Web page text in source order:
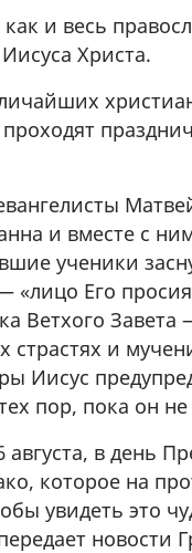
и весь
Христа.
и вместе с
ученики
«лицо Его
Ветхого
страстях и
Иисус
пор, пока он
в день
которое на
увидеть это
новости